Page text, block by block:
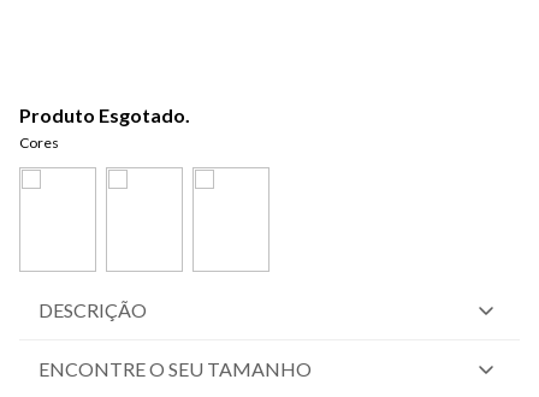
Produto Esgotado.
Cores
DESCRIÇÃO
ENCONTRE O SEU TAMANHO